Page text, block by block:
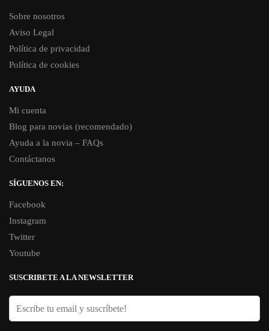
Sobre nosotros
Aviso Legal
Política de privacidad
Política de cookies
AYUDA
Mi cuenta
Blog para novias (recomendado)
Ayuda a la novia – FAQs
Contáctanos
SÍGUENOS EN:
Facebook
Instagram
Twitter
Youtube
SUSCRIBETE A LA NEWSLETTER